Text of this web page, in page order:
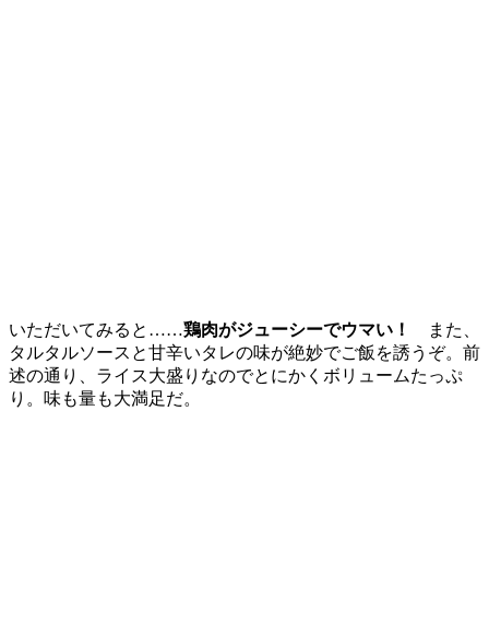
いただいてみると……鶏肉がジューシーでウマい！
また、
タルタルソースと甘辛いタレの味が絶妙でご飯を誘うぞ。前
述の通り、ライス大盛りなのでとにかくボリュームたっぷ
り。味も量も大満足だ。